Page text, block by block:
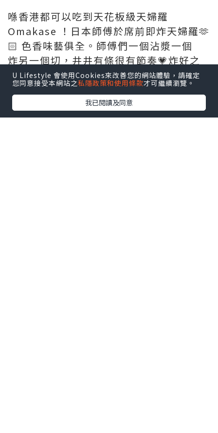
喺香港都可以吃到天花板級天婦羅
Omakase ！日本師傅於席前即炸天婦羅🫶
🏻 色香味藝俱全。師傅們一個沾漿一個
炸另一個切，井井有條很有節奏💗炸好之
後用長筷子夾着先大動作優雅地Fing幾
下，然後親手遞上客人面前。
U Lifestyle 會使用Cookies來改善您的網站體驗，請確定
您同意接受本網站之私隱政策和使用條款才可繼續瀏覽。
我已閱讀及同意